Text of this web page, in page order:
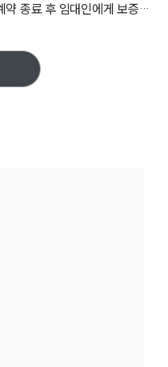
[보증금반환청구소송 승소] 임대차계약 종료 후 임대인에게 보증금 청구